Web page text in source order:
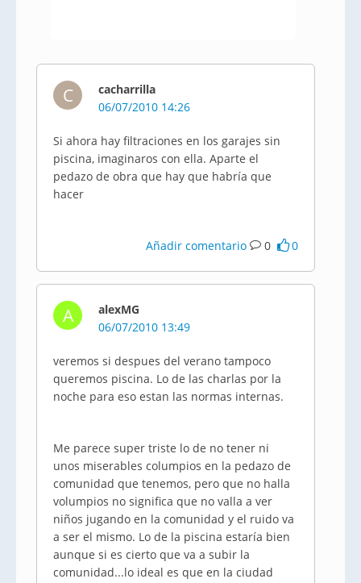
C
cacharrilla
06/07/2010 14:26
Si ahora hay filtraciones en los garajes sin
piscina, imaginaros con ella. Aparte el
pedazo de obra que hay que habría que
hacer
Añadir comentario 0 0
A
alexMG
06/07/2010 13:49
veremos si despues del verano tampoco
queremos piscina. Lo de las charlas por la
noche para eso estan las normas internas.
Me parece super triste lo de no tener ni
unos miserables columpios en la pedazo de
comunidad que tenemos, pero que no halla
volumpios no significa que no valla a ver
niños jugando en la comunidad y el ruido va
a ser el mismo. Lo de la piscina estaría bien
aunque si es cierto que va a subir la
comunidad...lo ideal es que en la ciudad